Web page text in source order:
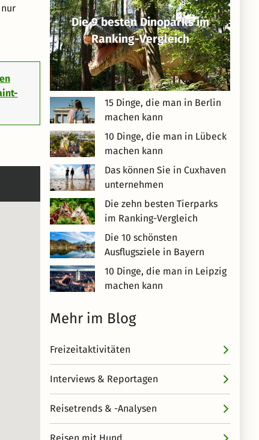
Die 9 besten Dinoparks im
Ranking-Vergleich
15 Dinge, die man in Berlin
machen kann
10 Dinge, die man in Lübeck
machen kann
Das können Sie in Cuxhaven
unternehmen
Die zehn besten Tierparks
im Ranking-Vergleich
Die 10 schönsten
Ausflugsziele in Bayern
10 Dinge, die man in Leipzig
machen kann
Mehr im Blog
Freizeitaktivitäten
Interviews & Reportagen
Reisetrends & -Analysen